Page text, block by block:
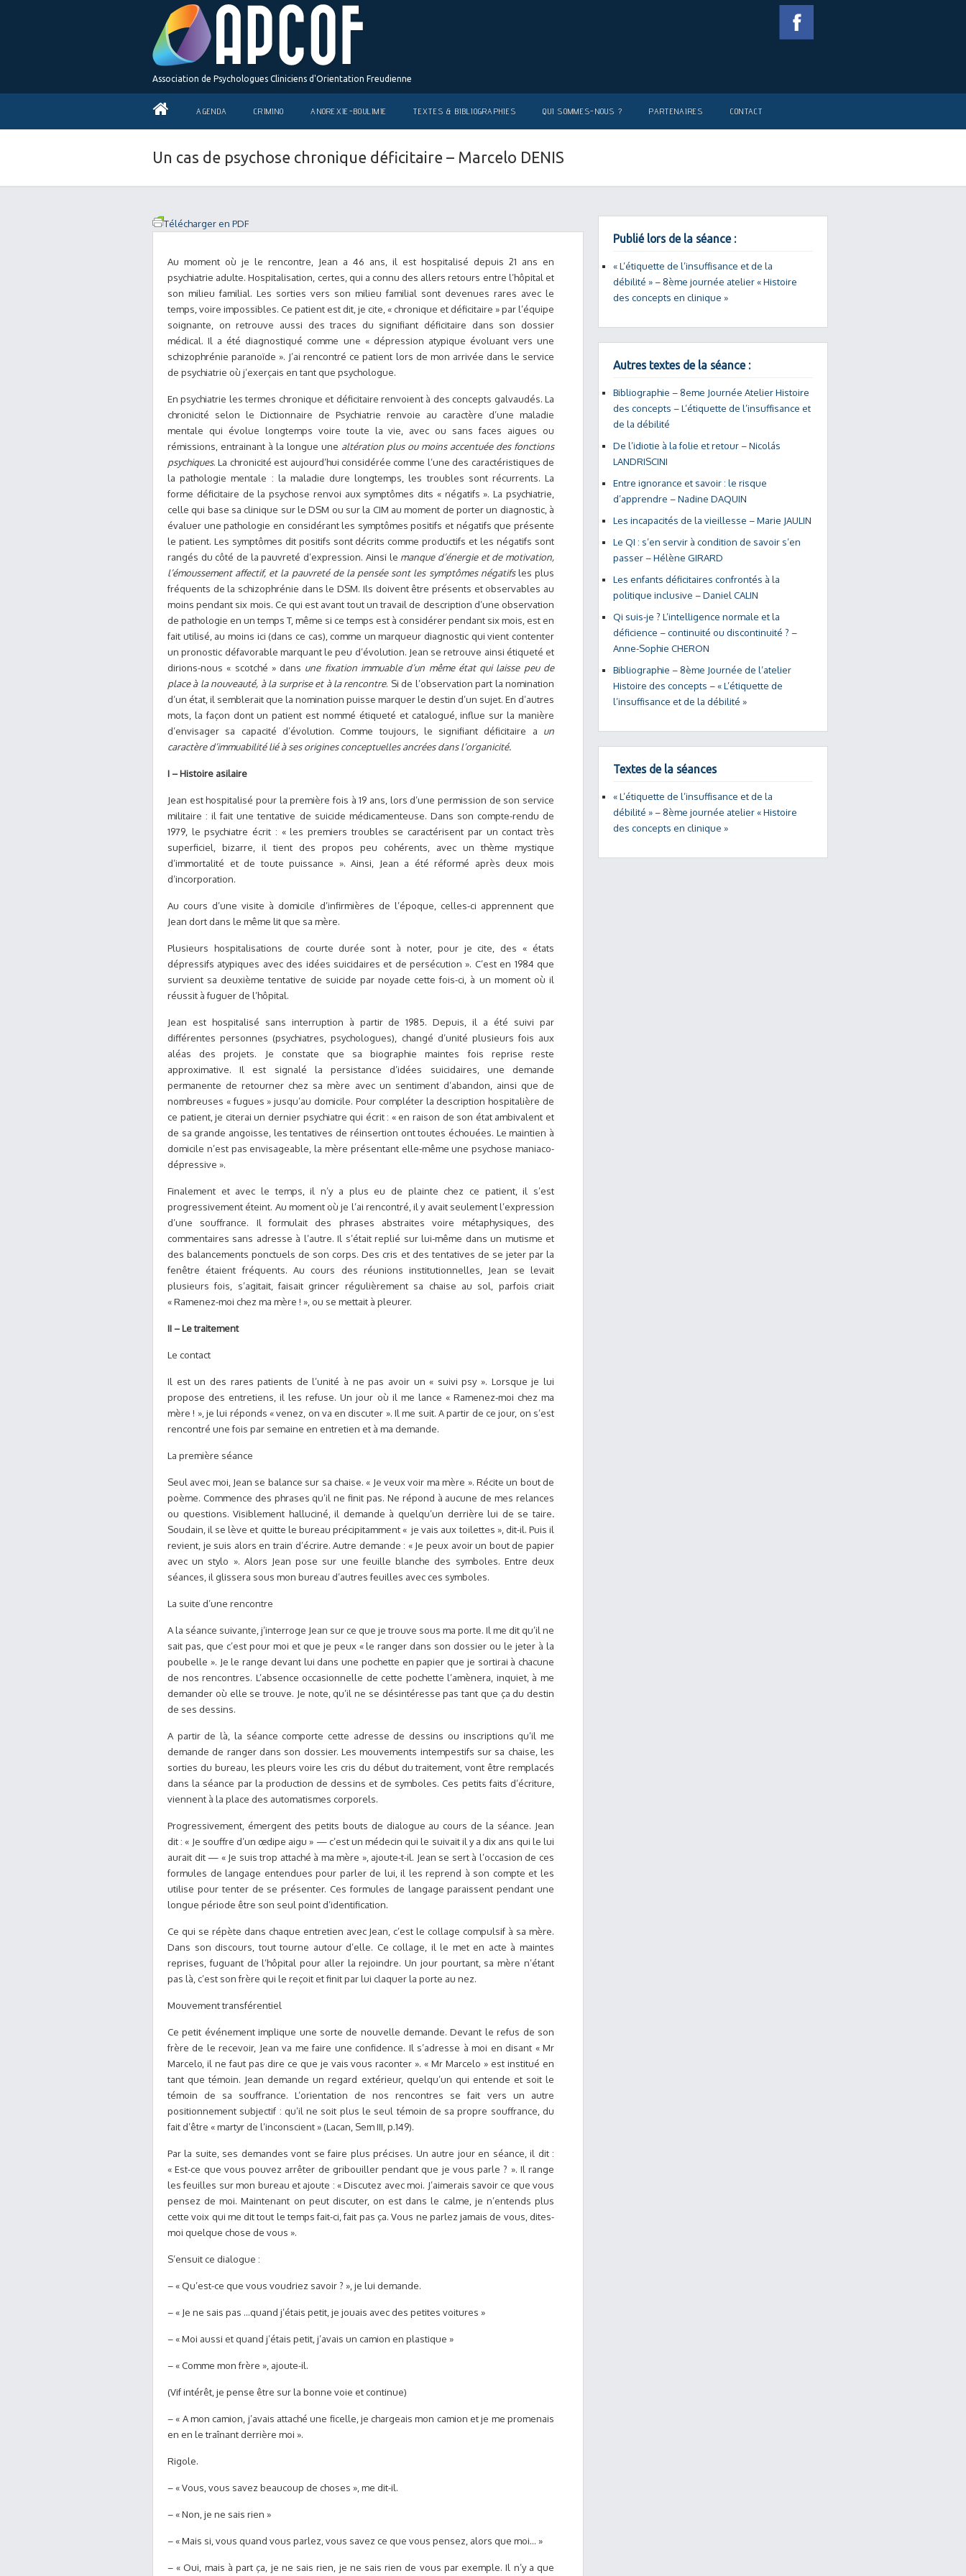
Association de Psychologues Cliniciens d'Orientation Freudienne
AGENDA CRIMINO ANOREXIE-BOULIMIE TEXTES & BIBLIOGRAPHIES QUI SOMMES-NOUS ? PARTENAIRES CONTACT
Un cas de psychose chronique déficitaire – Marcelo DENIS
Télécharger en PDF
Au moment où je le rencontre, Jean a 46 ans, il est hospitalisé depuis 21 ans en
psychiatrie adulte. Hospitalisation, certes, qui a connu des allers retours entre l’hôpital et
son milieu familial. Les sorties vers son milieu familial sont devenues rares avec le
temps, voire impossibles. Ce patient est dit, je cite, « chronique et déficitaire » par l’équipe
soignante, on retrouve aussi des traces du signifiant déficitaire dans son dossier
médical. Il a été diagnostiqué comme une « dépression atypique évoluant vers une
schizophrénie paranoïde ». J’ai rencontré ce patient lors de mon arrivée dans le service
de psychiatrie où j’exerçais en tant que psychologue.
En psychiatrie les termes chronique et déficitaire renvoient à des concepts galvaudés. La
chronicité selon le Dictionnaire de Psychiatrie renvoie au caractère d’une maladie
mentale qui évolue longtemps voire toute la vie, avec ou sans faces aigues ou
rémissions, entrainant à la longue une altération plus ou moins accentuée des fonctions
psychiques. La chronicité est aujourd’hui considérée comme l’une des caractéristiques de
la pathologie mentale : la maladie dure longtemps, les troubles sont récurrents. La
forme déficitaire de la psychose renvoi aux symptômes dits « négatifs ». La psychiatrie,
celle qui base sa clinique sur le DSM ou sur la CIM au moment de porter un diagnostic, à
évaluer une pathologie en considérant les symptômes positifs et négatifs que présente
le patient. Les symptômes dit positifs sont décrits comme productifs et les négatifs sont
rangés du côté de la pauvreté d’expression. Ainsi le manque d’énergie et de motivation,
l’émoussement affectif, et la pauvreté de la pensée sont les symptômes négatifsles plus
fréquents de la schizophrénie dans le DSM. Ils doivent être présents et observables au
moins pendant six mois. Ce qui est avant tout un travail de description d’une observation
de pathologie en un temps T, même si ce temps est à considérer pendant six mois, est en
fait utilisé, au moins ici (dans ce cas), comme un marqueur diagnostic qui vient contenter
un pronostic défavorable marquant le peu d’évolution. Jean se retrouve ainsi étiqueté et
dirions-nous « scotché » dans une fixation immuable d’un même état qui laisse peu de
place à la nouveauté, à la surprise et à la rencontre. Si de l’observation part la nomination
d’un état, il semblerait que la nomination puisse marquer le destin d’un sujet. En d’autres
mots, la façon dont un patient est nommé étiqueté et catalogué, influe sur la manière
d’envisager sa capacité d’évolution. Comme toujours, le signifiant déficitaire a un
caractère d’immuabilité lié à ses origines conceptuelles ancrées dans l’organicité.
I – Histoire asilaire
Jean est hospitalisé pour la première fois à 19 ans, lors d’une permission de son service
militaire : il fait une tentative de suicide médicamenteuse. Dans son compte-rendu de
1979, le psychiatre écrit : « les premiers troubles se caractérisent par un contact très
superficiel, bizarre, il tient des propos peu cohérents, avec un thème mystique
d’immortalité et de toute puissance ». Ainsi, Jean a été réformé après deux mois
d’incorporation.
Au cours d’une visite à domicile d’infirmières de l’époque, celles-ci apprennent que
Jean dort dans le même lit que sa mère.
Plusieurs hospitalisations de courte durée sont à noter, pour je cite, des « états
dépressifs atypiques avec des idées suicidaires et de persécution ». C’est en 1984 que
survient sa deuxième tentative de suicide par noyade cette fois-ci, à un moment où il
réussit à fuguer de l’hôpital.
Jean est hospitalisé sans interruption à partir de 1985. Depuis, il a été suivi par
différentes personnes (psychiatres, psychologues), changé d’unité plusieurs fois aux
aléas des projets. Je constate que sa biographie maintes fois reprise reste
approximative. Il est signalé la persistance d’idées suicidaires, une demande
permanente de retourner chez sa mère avec un sentiment d’abandon, ainsi que de
nombreuses « fugues » jusqu’au domicile. Pour compléter la description hospitalière de
ce patient, je citerai un dernier psychiatre qui écrit : « en raison de son état ambivalent et
de sa grande angoisse, les tentatives de réinsertion ont toutes échouées. Le maintien à
domicile n’est pas envisageable, la mère présentant elle-même une psychose maniaco-
dépressive ».
Finalement et avec le temps, il n’y a plus eu de plainte chez ce patient, il s’est
progressivement éteint. Au moment où je l’ai rencontré, il y avait seulement l’expression
d’une souffrance. Il formulait des phrases abstraites voire métaphysiques, des
commentaires sans adresse à l’autre. Il s’était replié sur lui-même dans un mutisme et
des balancements ponctuels de son corps. Des cris et des tentatives de se jeter par la
fenêtre étaient fréquents. Au cours des réunions institutionnelles, Jean se levait
plusieurs fois, s’agitait, faisait grincer régulièrement sa chaise au sol, parfois criait
« Ramenez-moi chez ma mère ! », ou se mettait à pleurer.
II – Le traitement
Le contact
Il est un des rares patients de l’unité à ne pas avoir un « suivi psy ». Lorsque je lui
propose des entretiens, il les refuse. Un jour où il me lance « Ramenez-moi chez ma
mère ! », je lui réponds « venez, on va en discuter ». Il me suit. A partir de ce jour, on s’est
rencontré une fois par semaine en entretien et à ma demande.
La première séance
Seul avec moi, Jean se balance sur sa chaise. « Je veux voir ma mère ». Récite un bout de
poème. Commence des phrases qu’il ne finit pas. Ne répond à aucune de mes relances
ou questions. Visiblement halluciné, il demande à quelqu’un derrière lui de se taire.
Soudain, il se lève et quitte le bureau précipitamment « je vais aux toilettes », dit-il. Puis il
revient, je suis alors en train d’écrire. Autre demande : « Je peux avoir un bout de papier
avec un stylo ». Alors Jean pose sur une feuille blanche des symboles. Entre deux
séances, il glissera sous mon bureau d’autres feuilles avec ces symboles.
La suite d’une rencontre
A la séance suivante, j’interroge Jean sur ce que je trouve sous ma porte. Il me dit qu’il ne
sait pas, que c’est pour moi et que je peux « le ranger dans son dossier ou le jeter à la
poubelle ». Je le range devant lui dans une pochette en papier que je sortirai à chacune
de nos rencontres. L’absence occasionnelle de cette pochette l’amènera, inquiet, à me
demander où elle se trouve. Je note, qu’il ne se désintéresse pas tant que ça du destin
de ses dessins.
A partir de là, la séance comporte cette adresse de dessins ou inscriptions qu’il me
demande de ranger dans son dossier. Les mouvements intempestifs sur sa chaise, les
sorties du bureau, les pleurs voire les cris du début du traitement, vont être remplacés
dans la séance par la production de dessins et de symboles. Ces petits faits d’écriture,
viennent à la place des automatismes corporels.
Progressivement, émergent des petits bouts de dialogue au cours de la séance. Jean
dit : « Je souffre d’un œdipe aigu » — c’est un médecin qui le suivait il y a dix ans qui le lui
aurait dit — « Je suis trop attaché à ma mère », ajoute-t-il. Jean se sert à l’occasion de ces
formules de langage entendues pour parler de lui, il les reprend à son compte et les
utilise pour tenter de se présenter. Ces formules de langage paraissent pendant une
longue période être son seul point d’identification.
Ce qui se répète dans chaque entretien avec Jean, c’est le collage compulsif à sa mère.
Dans son discours, tout tourne autour d’elle. Ce collage, il le met en acte à maintes
reprises, fuguant de l’hôpital pour aller la rejoindre. Un jour pourtant, sa mère n’étant
pas là, c’est son frère qui le reçoit et finit par lui claquer la porte au nez.
Mouvement transférentiel
Ce petit événement implique une sorte de nouvelle demande. Devant le refus de son
frère de le recevoir, Jean va me faire une confidence. Il s’adresse à moi en disant « Mr
Marcelo, il ne faut pas dire ce que je vais vous raconter ». « Mr Marcelo » est institué en
tant que témoin. Jean demande un regard extérieur, quelqu’un qui entende et soit le
témoin de sa souffrance. L’orientation de nos rencontres se fait vers un autre
positionnement subjectif : qu’il ne soit plus le seul témoin de sa propre souffrance, du
fait d’être « martyr de l’inconscient » (Lacan, Sem III, p.149).
Par la suite, ses demandes vont se faire plus précises. Un autre jour en séance, il dit :
« Est-ce que vous pouvez arrêter de gribouiller pendant que je vous parle ? ». Il range
les feuilles sur mon bureau et ajoute : « Discutez avec moi. J’aimerais savoir ce que vous
pensez de moi. Maintenant on peut discuter, on est dans le calme, je n’entends plus
cette voix qui me dit tout le temps fait-ci, fait pas ça. Vous ne parlez jamais de vous, dites-
moi quelque chose de vous ».
S’ensuit ce dialogue :
– « Qu’est-ce que vous voudriez savoir ? », je lui demande.
– « Je ne sais pas …quand j’étais petit, je jouais avec des petites voitures »
– « Moi aussi et quand j’étais petit, j’avais un camion en plastique »
– « Comme mon frère », ajoute-il.
(Vif intérêt, je pense être sur la bonne voie et continue)
– « A mon camion, j’avais attaché une ficelle, je chargeais mon camion et je me promenais
en en le traînant derrière moi ».
Rigole.
– « Vous, vous savez beaucoup de choses », me dit-il.
– « Non, je ne sais rien »
– « Mais si, vous quand vous parlez, vous savez ce que vous pensez, alors que moi… »
– « Oui, mais à part ça, je ne sais rien, je ne sais rien de vous par exemple. Il n’y a que
Publié lors de la séance :
« L’étiquette de l’insuffisance et de la
débilité » – 8ème journée atelier « Histoire
des concepts en clinique »
Autres textes de la séance :
Bibliographie – 8eme Journée Atelier Histoire
des concepts – L’étiquette de l’insuffisance et
de la débilité
De l’idiotie à la folie et retour – Nicolás
LANDRISCINI
Entre ignorance et savoir : le risque
d’apprendre – Nadine DAQUIN
Les incapacités de la vieillesse – Marie JAULIN
Le QI : s’en servir à condition de savoir s’en
passer – Hélène GIRARD
Les enfants déficitaires confrontés à la
politique inclusive – Daniel CALIN
Qi suis-je ? L’intelligence normale et la
déficience – continuité ou discontinuité ? –
Anne-Sophie CHERON
Bibliographie – 8ème Journée de l’atelier
Histoire des concepts – « L’étiquette de
l’insuffisance et de la débilité »
Textes de la séances
« L’étiquette de l’insuffisance et de la
débilité » – 8ème journée atelier « Histoire
des concepts en clinique »